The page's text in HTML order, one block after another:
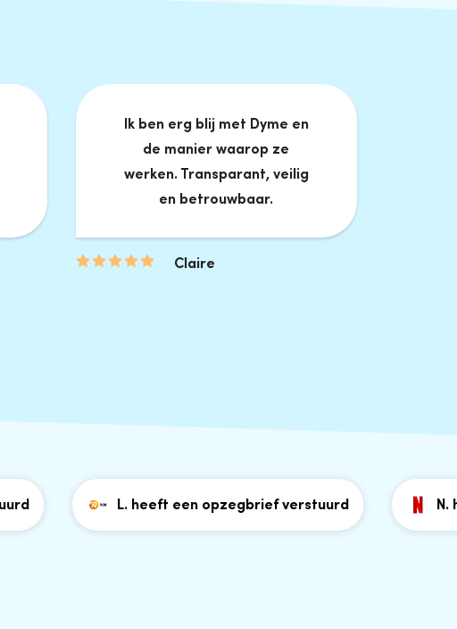
Ik ben erg blij met Dyme en
de manier waarop ze
werken. Transparant, veilig
en betrouwbaar.
Claire
L. heeft een opzegbrief verstuurd N.